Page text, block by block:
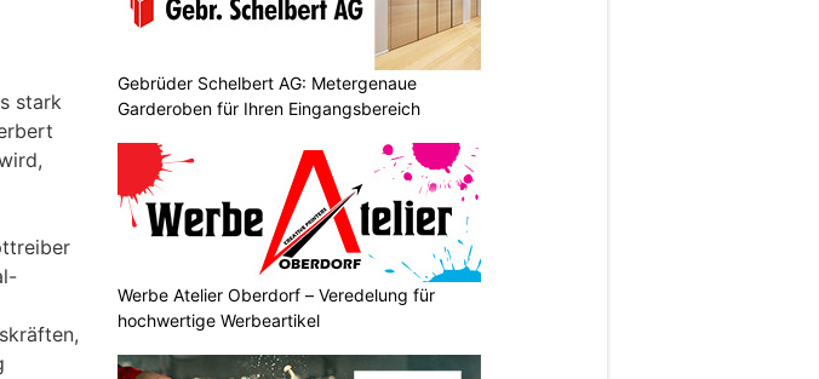
stark
Gebrüder Schelbert AG: Metergenaue
Garderoben für Ihren Eingangsbereich
Werbe Atelier Oberdorf – Veredelung für
hochwertige Werbeartikel